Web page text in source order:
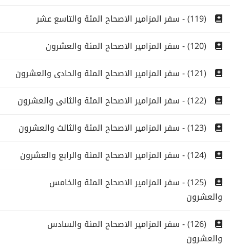
(119) - سفر المزامير الاصحاح المئة والتاسع عشر
(120) - سفر المزامير الاصحاح المئة والعشرون
(121) - سفر المزامير الاصحاح المئة والحادى والعشرون
(122) - سفر المزامير الاصحاح المئة والثانى والعشرون
(123) - سفر المزامير الاصحاح المئة والثالث والعشرون
(124) - سفر المزامير الاصحاح المئة والرابع والعشرون
(125) - سفر المزامير الاصحاح المئة والخامس
والعشرون
(126) - سفر المزامير الاصحاح المئة والسادس
والعشرون